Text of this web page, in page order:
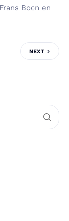
Boon en
NEXT